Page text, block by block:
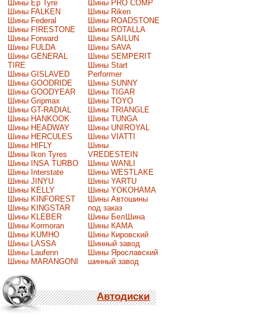
Шины Ep Tyre
Шины FALKEN
Шины Federal
Шины FIRESTONE
Шины Forward
Шины FULDA
Шины GENERAL
TIRE
Шины GISLAVED
Шины GOODRIDE
Шины GOODYEAR
Шины Gripmax
Шины GT-RADIAL
Шины HANKOOK
Шины HEADWAY
Шины HERCULES
Шины HIFLY
Шины Ikon Tyres
Шины INSA TURBO
Шины Interstate
Шины JINYU
Шины KELLY
Шины KINFOREST
Шины KINGSTAR
Шины KLEBER
Шины Kormoran
Шины KUMHO
Шины LASSA
Шины Laufenn
Шины MARANGONI
Шины PRO COMP
Шины Riken
Шины ROADSTONE
Шины ROTALLA
Шины SAILUN
Шины SAVA
Шины SEMPERIT
Шины Start
Performer
Шины SUNNY
Шины TIGAR
Шины TOYO
Шины TRIANGLE
Шины TUNGA
Шины UNIROYAL
Шины VIATTI
Шины
VREDESTEIN
Шины WANLI
Шины WESTLAKE
Шины YARTU
Шины YOKOHAMA
Шины Автошины
под заказ
Шины БелШина
Шины КАМА
Шины Кировский
Шинный завод
Шины Ярославский
шинный завод
Автодиски